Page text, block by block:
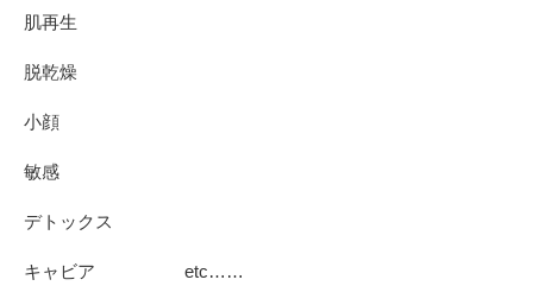
肌再生
脱乾燥
小顔
敏感
デトックス
キャビア etc……